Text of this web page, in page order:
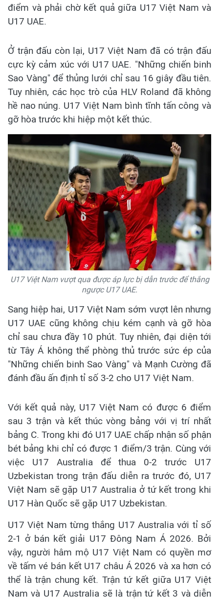
điểm và phải chờ kết quả giữa U17 Việt Nam và
U17 UAE.
Ở trận đấu còn lại, U17 Việt Nam đã có trận đấu
cực kỳ cảm xúc với U17 UAE. "Những chiến binh
Sao Vàng" để thủng lưới chỉ sau 16 giây đầu tiên.
Tuy nhiên, các học trò của HLV Roland đã không
hề nao núng. U17 Việt Nam bình tĩnh tấn công và
gỡ hòa trước khi hiệp một kết thúc.
U17 Việt Nam vượt qua được áp lực bị dẫn trước để thắng
ngược U17 UAE.
Sang hiệp hai, U17 Việt Nam sớm vượt lên nhưng
U17 UAE cũng không chịu kém cạnh và gỡ hòa
chỉ sau chưa đầy 10 phút. Tuy nhiên, đại diện tới
từ Tây Á không thể phòng thủ trước sức ép của
"Những chiến binh Sao Vàng" và Mạnh Cường đã
đánh đầu ấn định tỉ số 3-2 cho U17 Việt Nam.
Với kết quả này, U17 Việt Nam có được 6 điểm
sau 3 trận và kết thúc vòng bảng với vị trí nhất
bảng C. Trong khi đó U17 UAE chấp nhận số phận
bét bảng khi chỉ có được 1 điểm/3 trận. Cùng với
việc U17 Australia để thua 0-2 trước U17
Uzbekistan trong trận đấu diễn ra trước đó, U17
Việt Nam sẽ gặp U17 Australia ở tứ kết trong khi
U17 Hàn Quốc sẽ gặp U17 Uzbekistan.
U17 Việt Nam từng thắng U17 Australia với tỉ số
2-1 ở bán kết giải U17 Đông Nam Á 2026. Bởi
vậy, người hâm mộ U17 Việt Nam có quyền mơ
về tấm vé bán kết U17 châu Á 2026 và xa hơn có
thể là trận chung kết. Trận tứ kết giữa U17 Việt
Nam và U17 Australia sẽ là trận tứ kết 3 và diễn